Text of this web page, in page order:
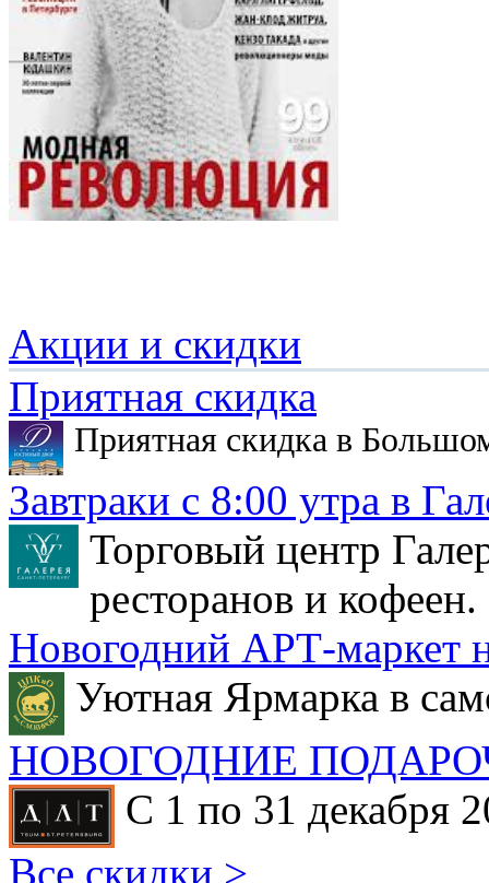
Акции и скидки
Приятная скидка
Приятная скидка в
Завтраки с 8:00 утра в
Торговый центр
ресторанов и кофеен.
Новогодний АРТ-маркет
Уютная Ярмарка в
НОВОГОДНИЕ
С 1 по 31 декабря
Все скидки >